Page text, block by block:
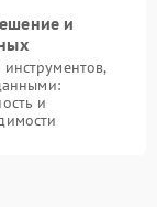
и
и